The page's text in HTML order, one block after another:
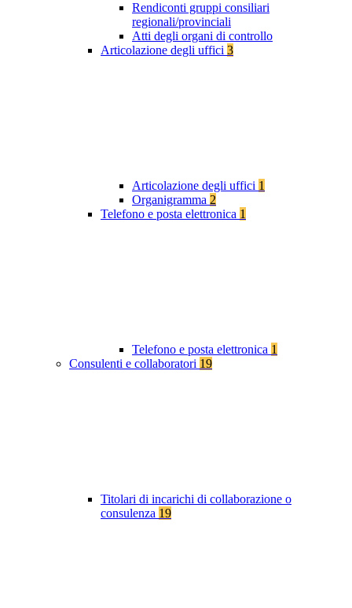
Rendiconti gruppi consiliari
regionali/provinciali
Atti degli organi di controllo
Articolazione degli uffici 3
Articolazione degli uffici 1
Organigramma 2
Telefono e posta elettronica 1
Telefono e posta elettronica 1
Consulenti e collaboratori 19
Titolari di incarichi di collaborazione o
consulenza 19